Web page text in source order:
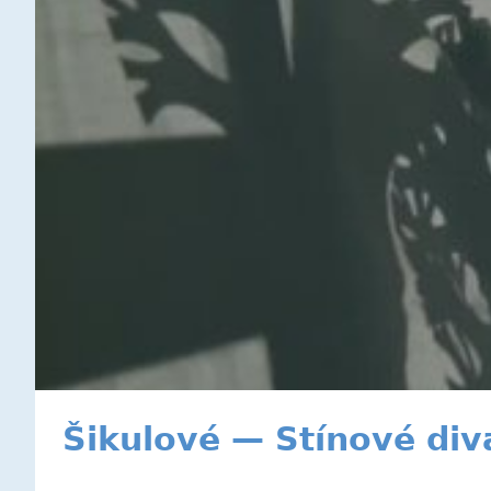
Šikulové — Stínové